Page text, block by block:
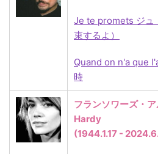
Je te promets ジュ
束するよ）
Quand on n'a que
時
フランソワーズ・
Hardy
(1944.1.17 -